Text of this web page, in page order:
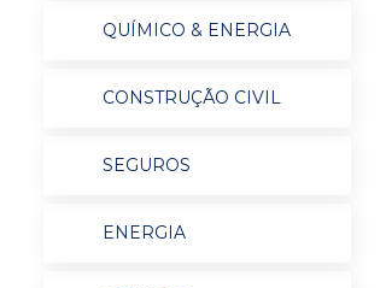
QUÍMICO & ENERGIA
CONSTRUÇÃO CIVIL
SEGUROS
ENERGIA